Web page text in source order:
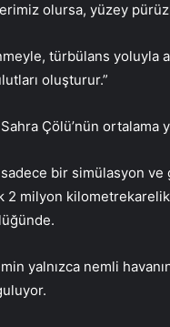
olursa, yüzey
türbülans yoluyla
oluşturur.”
Çölü’nün ortalama
bir simülasyon
2 milyon
yalnızca nemli